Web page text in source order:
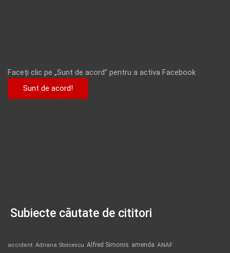
Faceți clic pe „Sunt de acord” pentru a activa Facebook
Sunt de acord!
Subiecte căutate de cititori
accident Adriana Stoicescu Alfred Simonis amenda ANAF